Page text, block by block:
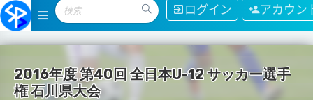
ログイン アカウン
2016年度第40回 全日本U-12サッカー選手
権石川県大会